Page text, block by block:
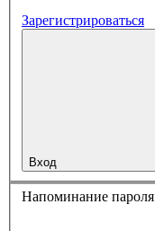
Зарегистрироваться
Вход
Напоминание пароля